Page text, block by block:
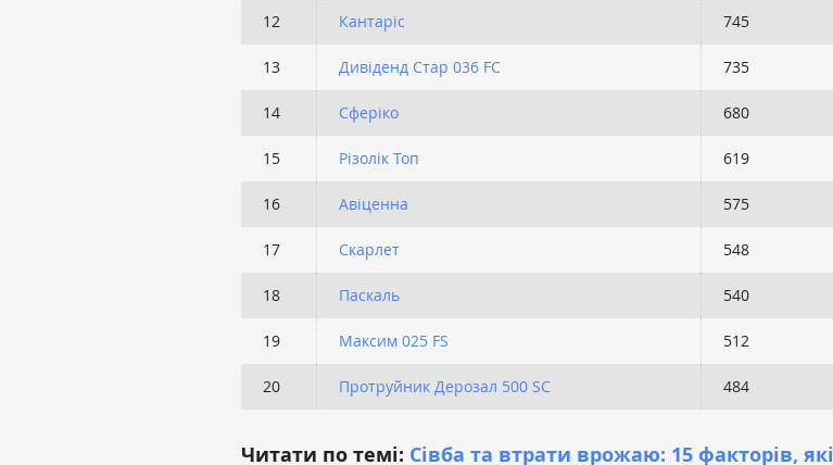
12 Кантаріс 745
13 Дивіденд Стар 036 FC 735
14 Сферіко 680
15 Різолік Топ 619
16 Авіценна 575
17 Скарлет 548
18 Паскаль 540
19 Максим 025 FS 512
20 Протруйник Дерозал 500 SC 484
Читати по темі: Сівба та втрати врожаю: 15 факторів, які